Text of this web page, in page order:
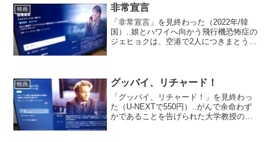
患部を鮮やかに...
映画 非常宣言
「非常宣言」を見終わった（2022年/韓
国）..娘とハワイへ向かう飛行機恐怖症の
ジェヒョクは、空港で2人につきまとう謎
パニック...
映画 グッバイ、リチャード！
「グッバイ、リチャード！」を見終わっ
た（U-NEXTで550円）..がんで余命わず
かであることを告げられた大学教授のリ